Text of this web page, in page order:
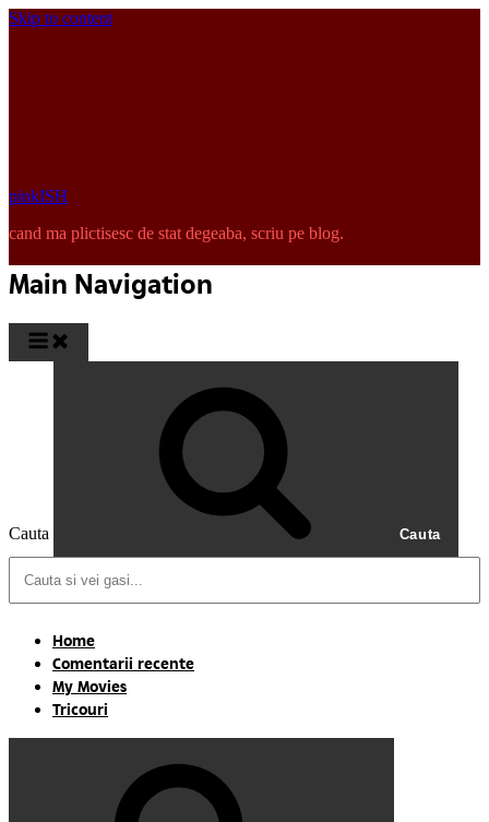
Skip to content
pinkISH
cand ma plictisesc de stat degeaba, scriu pe blog.
Main Navigation
Cauta Cauta
Home
Comentarii recente
My Movies
Tricouri